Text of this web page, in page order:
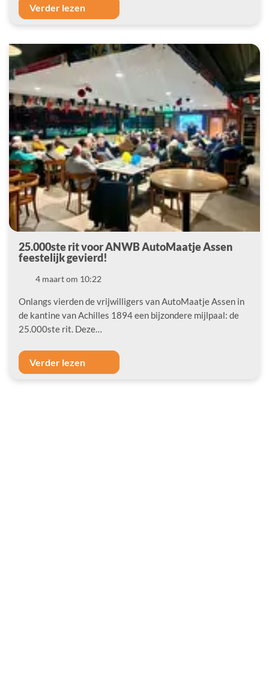
Verder lezen
25.000ste rit voor ANWB AutoMaatje Assen
feestelijk gevierd!
Datum4 maart om 10:22
Onlangs vierden de vrijwilligers van AutoMaatje Assen in
de kantine van Achilles 1894 een bijzondere mijlpaal: de
25.000ste rit. Deze…
Verder lezen